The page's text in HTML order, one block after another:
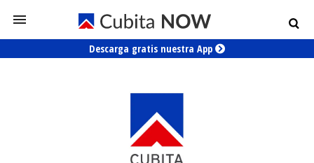
Descarga gratis nuestra App